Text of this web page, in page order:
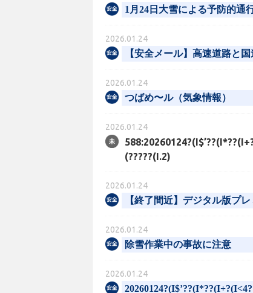
1月24日大雪による予防的通
2026.01.24
【安全メール】高速道路と
2026.01.24
つばめ〜ル（気象情報）
2026.01.24
(?????(I.2)
2026.01.24
【終了間近】デジタル版プ
2026.01.24
除雪作業中の事故に注意
2026.01.24